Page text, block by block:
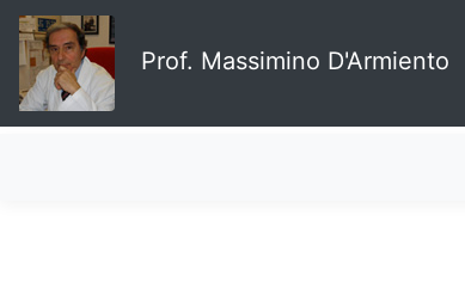
Prof. Massimino D'Armiento